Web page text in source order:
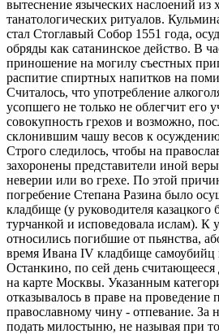
вытеснение языческих наслоений из
танатологических ритуалов.
стал Стоглавый Собор 1551 года,
обряды как сатанинское действо. В
приношение на могилу съестных
распитие спиртных напитков на
Считалось, что употребление
усопшего не только не облегчит его
совокупность грехов и возможно,
склонившим чашу весов к
Строго следилось, чтобы на
захоронены представители иной
неверии или во грехе. По этой
погребение Степана Разина было
кладбище (у руководителя казацкого
турчанкой и исповедовала ислам). К
относились погибшие от пьянства,
время Ивана IV кладбище самоубийц
Останкино, по сей день
на карте Москвы. Указанным
отказывалось в праве на проведение
православному чину - отпевание. За
подать милостыню, не называя при